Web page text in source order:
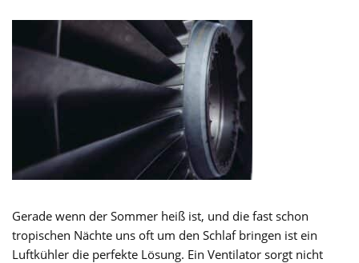
Gerade wenn der Sommer heiß ist, und die fast schon
tropischen Nächte uns oft um den Schlaf bringen ist ein
Luftkühler die perfekte Lösung. Ein Ventilator sorgt nicht